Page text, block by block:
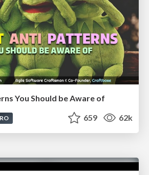
You Should be Aware of
659 62k